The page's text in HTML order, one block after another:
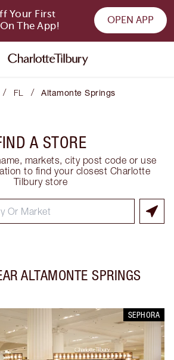
Your First
The App!
OPEN APP
/ FL / Altamonte Springs
A STORE
markets, city post code or use
to find your closest Charlotte
Tilbury store
ALTAMONTE SPRINGS
SEPHORA